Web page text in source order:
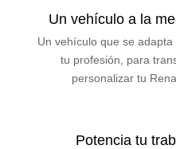
Un vehículo a la
Un vehículo que se
tu profesión, para
personalizar tu
Potencia tu